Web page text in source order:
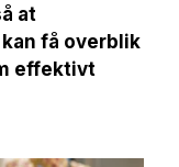
at
få overblik
effektivt